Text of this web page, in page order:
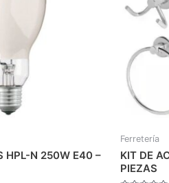
HPL-N 250W E40 –
Ferretería
KIT DE
PIEZAS